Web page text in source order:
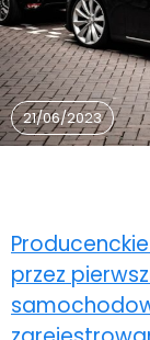
21/06/2023
przez